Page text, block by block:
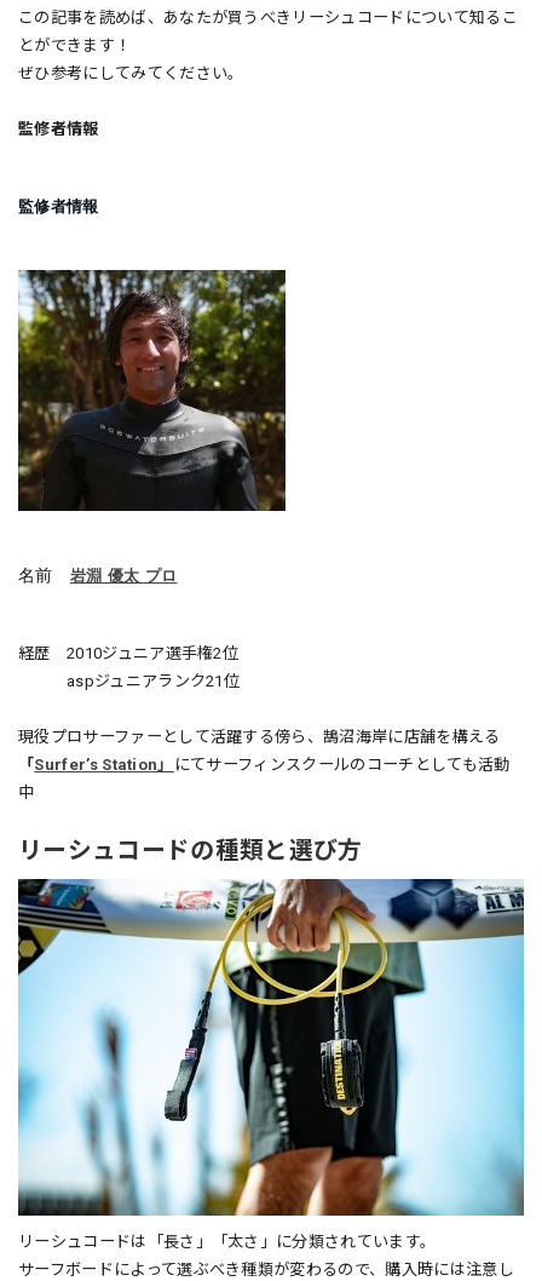
この記事を読めば、あなたが買うべきリーシュコードについて知るこ
とができます！
ぜひ参考にしてみてください。
監修者情報
監修者情報
名前 岩淵 優太 プロ
経歴 2010ジュニア選手権2位
aspジュニアランク21位
現役プロサーファーとして活躍する傍ら、鵠沼海岸に店舗を構える
「Surfer’s Station」
にてサーフィンスクールのコーチとしても活動
中
リーシュコードの種類と選び方
リーシュコードは「長さ」「太さ」に分類されています。
サーフボードによって選ぶべき種類が変わるので、購入時には注意し